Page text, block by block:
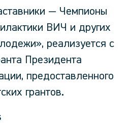
— Чемпионы
ВИЧ и других
реализуется с
Президента
предоставленного
грантов.